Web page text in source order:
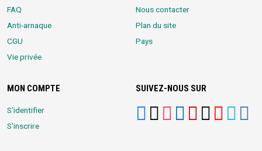
FAQ
Anti-arnaque
CGU
Vie privée
Nous contacter
Plan du site
Pays
MON COMPTE
S'identifier
S'inscrire
SUIVEZ-NOUS SUR